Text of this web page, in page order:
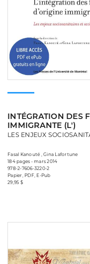
INTÉGRATION DES
IMMIGRANTE (L')
LES ENJEUX
Fasal Kanouté , Gina Lafortune
184 pages • mars 2014
978-2-7606-3220-2
Papier, PDF, E-Pub
29,95 $